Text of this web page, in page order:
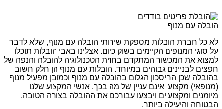
הובלה עם מנוף
לא כל חברת הובלות מספקת שירותי הובלה עם מנוף, שלא לדבר
על סוגי המנופים הקיימים בשוק כיום. אצלינו באבי הובלות תוכלו
למצוא את המכשור המתקדם בחזית הטכנולוגיה להובלה והנפה של
חפצים לבניינים גבוהים במיוחד. הובלות עם מנוף הן חלק חשוב
בהובלה שכן החיסכון הגלום בהובלה עם מנוף וכמובן מפעיל מנוף
(מנופאי) מקצועי אינם עניין של מה בכך. אנשי המקצוע שלנו
מיומנים ומקצועיים ויבצעו עבורכם את ההובלה בצורה הטובה,
הבטוחה והיעילה ביותר.